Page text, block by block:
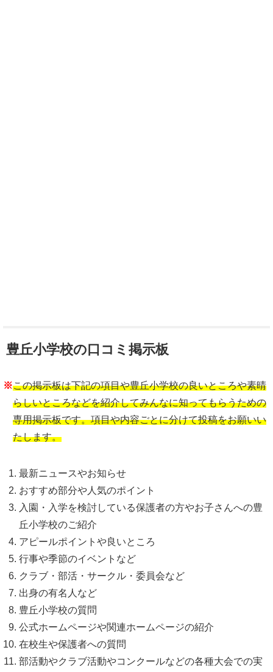
豊丘小学校の口コミ掲示板
※この掲示板は下記の項目や豊丘小学校の良いところや素晴
らしいところなどを紹介してみんなに知ってもらうための
専用掲示板です。項目や内容ごとに分けて投稿をお願いい
たします。
最新ニュースやお知らせ
おすすめ部分や人気のポイント
入園・入学を検討している保護者の方やお子さんへの豊
丘小学校のご紹介
アピールポイントや良いところ
行事や季節のイベントなど
クラブ・部活・サークル・委員会など
出身の有名人など
豊丘小学校の質問
公式ホームページや関連ホームページの紹介
在校生や保護者への質問
部活動やクラブ活動やコンクールなどの各種大会での実